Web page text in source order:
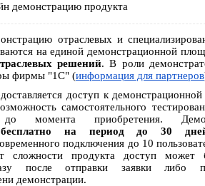
демонстрацию продукта
отраслевых и
на единой демонстрационной
решений. В роли
фирмы "1С" (информация для партнеров
доступ к демонстрационной
самостоятельного
момента приобретения.
бесплатно на период до 30
подключения до 10
сложности продукта доступ может
после отправки заявки либо
демонстрации.